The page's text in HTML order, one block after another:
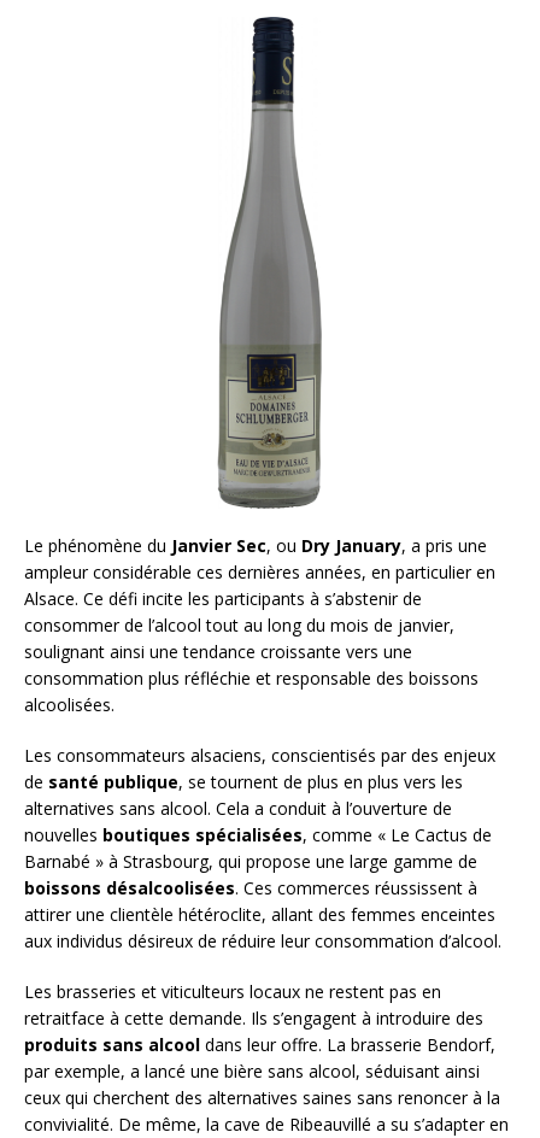
Le phénomène du Janvier Sec, ou Dry January, a pris une
ampleur considérable ces dernières années, en particulier en
Alsace. Ce défi incite les participants à s’abstenir de
consommer de l’alcool tout au long du mois de janvier,
soulignant ainsi une tendance croissante vers une
consommation plus réfléchie et responsable des boissons
alcoolisées.
Les consommateurs alsaciens, conscientisés par des enjeux
de santé publique, se tournent de plus en plus vers les
alternatives sans alcool. Cela a conduit à l’ouverture de
nouvelles boutiques spécialisées, comme « Le Cactus de
Barnabé » à Strasbourg, qui propose une large gamme de
boissons désalcoolisées. Ces commerces réussissent à
attirer une clientèle hétéroclite, allant des femmes enceintes
aux individus désireux de réduire leur consommation d’alcool.
Les brasseries et viticulteurs locaux ne restent pas en
retraitface à cette demande. Ils s’engagent à introduire des
produits sans alcool dans leur offre. La brasserie Bendorf,
par exemple, a lancé une bière sans alcool, séduisant ainsi
ceux qui cherchent des alternatives saines sans renoncer à la
convivialité. De même, la cave de Ribeauvillé a su s’adapter en